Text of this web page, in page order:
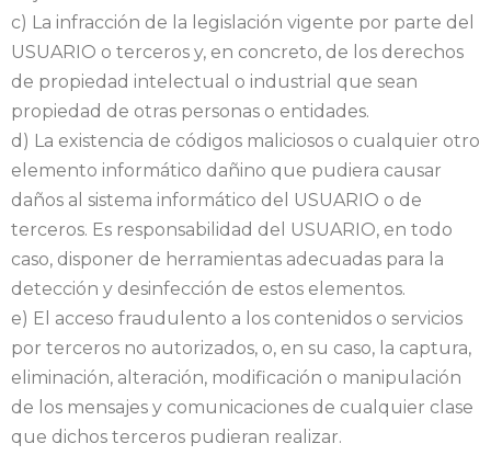
c) La infracción de la legislación vigente por parte del
USUARIO o terceros y, en concreto, de los derechos
de propiedad intelectual o industrial que sean
propiedad de otras personas o entidades.
d) La existencia de códigos maliciosos o cualquier otro
elemento informático dañino que pudiera causar
daños al sistema informático del USUARIO o de
terceros. Es responsabilidad del USUARIO, en todo
caso, disponer de herramientas adecuadas para la
detección y desinfección de estos elementos.
e) El acceso fraudulento a los contenidos o servicios
por terceros no autorizados, o, en su caso, la captura,
eliminación, alteración, modificación o manipulación
de los mensajes y comunicaciones de cualquier clase
que dichos terceros pudieran realizar.